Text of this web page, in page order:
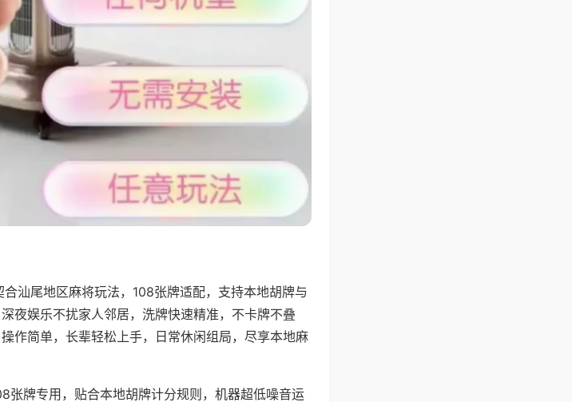
合汕尾地区麻将玩法，108张牌适配，支持本地胡牌与
夜娱乐不扰家人邻居，洗牌快速精准，不卡牌不叠
作简单，长辈轻松上手，日常休闲组局，尽享本地麻
张牌专用，贴合本地胡牌计分规则，机器超低噪音运